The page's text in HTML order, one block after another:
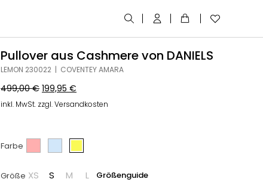
Pullover aus Cashmere von DANIELS
LEMON 230022 | COVENTEY AMARA
499,00€ 199,95€
inkl. MwSt. zzgl. Versandkosten
Farbe
Größe XS S M L Größenguide